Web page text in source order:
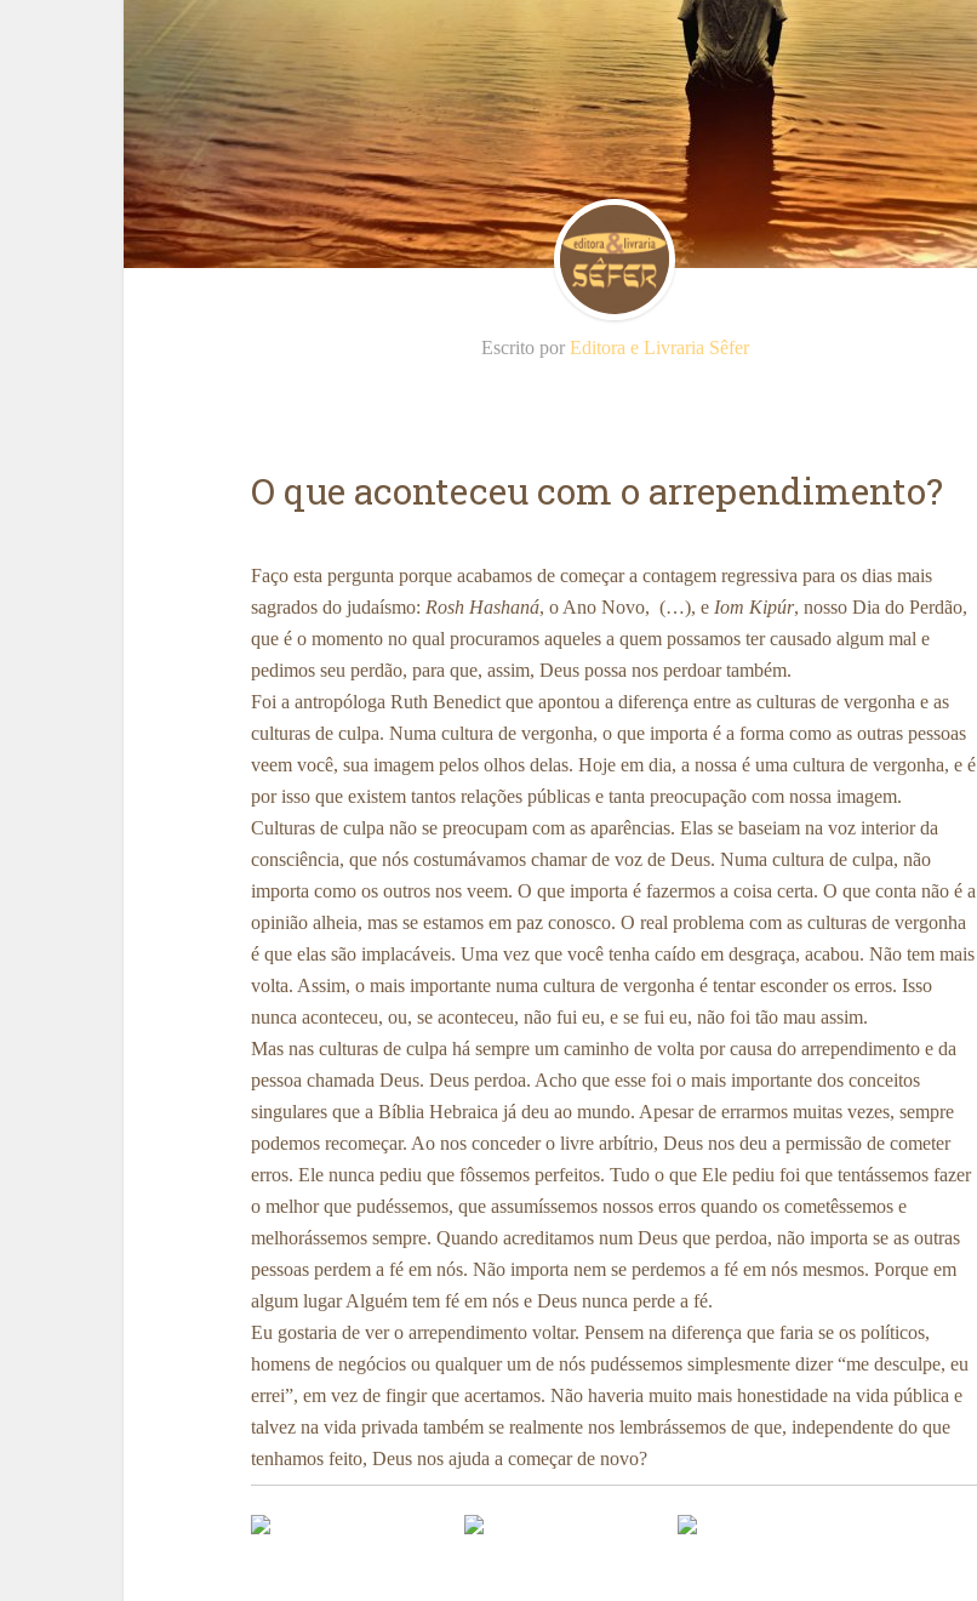
Escrito por Editora e Livraria Sêfer
O que aconteceu com o arrependimento?
Faço esta pergunta porque acabamos de começar a contagem regressiva para os dias mais
sagrados do judaísmo: Rosh Hashaná, o Ano Novo, (…), e Iom Kipúr, nosso Dia do Perdão,
que é o momento no qual procuramos aqueles a quem possamos ter causado algum mal e
pedimos seu perdão, para que, assim, Deus possa nos perdoar também.
Foi a antropóloga Ruth Benedict que apontou a diferença entre as culturas de vergonha e as
culturas de culpa. Numa cultura de vergonha, o que importa é a forma como as outras pessoas
veem você, sua imagem pelos olhos delas. Hoje em dia, a nossa é uma cultura de vergonha, e é
por isso que existem tantos relações públicas e tanta preocupação com nossa imagem.
Culturas de culpa não se preocupam com as aparências. Elas se baseiam na voz interior da
consciência, que nós costumávamos chamar de voz de Deus. Numa cultura de culpa, não
importa como os outros nos veem. O que importa é fazermos a coisa certa. O que conta não é a
opinião alheia, mas se estamos em paz conosco. O real problema com as culturas de vergonha
é que elas são implacáveis. Uma vez que você tenha caído em desgraça, acabou. Não tem mais
volta. Assim, o mais importante numa cultura de vergonha é tentar esconder os erros. Isso
nunca aconteceu, ou, se aconteceu, não fui eu, e se fui eu, não foi tão mau assim.
Mas nas culturas de culpa há sempre um caminho de volta por causa do arrependimento e da
pessoa chamada Deus. Deus perdoa. Acho que esse foi o mais importante dos conceitos
singulares que a Bíblia Hebraica já deu ao mundo. Apesar de errarmos muitas vezes, sempre
podemos recomeçar. Ao nos conceder o livre arbítrio, Deus nos deu a permissão de cometer
erros. Ele nunca pediu que fôssemos perfeitos. Tudo o que Ele pediu foi que tentássemos fazer
o melhor que pudéssemos, que assumíssemos nossos erros quando os cometêssemos e
melhorássemos sempre. Quando acreditamos num Deus que perdoa, não importa se as outras
pessoas perdem a fé em nós. Não importa nem se perdemos a fé em nós mesmos. Porque em
algum lugar Alguém tem fé em nós e Deus nunca perde a fé.
Eu gostaria de ver o arrependimento voltar. Pensem na diferença que faria se os políticos,
homens de negócios ou qualquer um de nós pudéssemos simplesmente dizer “me desculpe, eu
errei”, em vez de fingir que acertamos. Não haveria muito mais honestidade na vida pública e
talvez na vida privada também se realmente nos lembrássemos de que, independente do que
tenhamos feito, Deus nos ajuda a começar de novo?